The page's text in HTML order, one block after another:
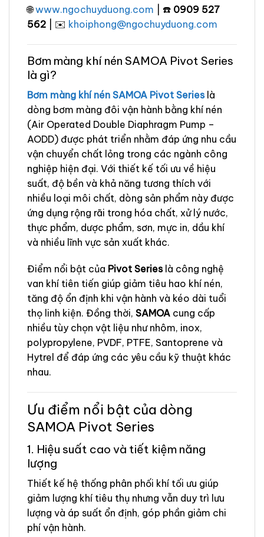
🌐www.ngochuyduong.com | ☎️ 0909 527
562 | ✉️ khoiphong@ngochuyduong.com
Bơm màng khí nén SAMOA Pivot Series
là gì?
Bơm màng khí nén SAMOA Pivot Serieslà
dòng bơm màng đôi vận hành bằng khí nén
(Air Operated Double Diaphragm Pump –
AODD) được phát triển nhằm đáp ứng nhu cầu
vận chuyển chất lỏng trong các ngành công
nghiệp hiện đại. Với thiết kế tối ưu về hiệu
suất, độ bền và khả năng tương thích với
nhiều loại môi chất, dòng sản phẩm này được
ứng dụng rộng rãi trong hóa chất, xử lý nước,
thực phẩm, dược phẩm, sơn, mực in, dầu khí
và nhiều lĩnh vực sản xuất khác.
Điểm nổi bật của Pivot Serieslà công nghệ
van khí tiên tiến giúp giảm tiêu hao khí nén,
tăng độ ổn định khi vận hành và kéo dài tuổi
thọ linh kiện. Đồng thời, SAMOA cung cấp
nhiều tùy chọn vật liệu như nhôm, inox,
polypropylene, PVDF, PTFE, Santoprene và
Hytrel để đáp ứng các yêu cầu kỹ thuật khác
nhau.
Ưu điểm nổi bật của dòng
SAMOA Pivot Series
1. Hiệu suất cao và tiết kiệm năng
lượng
Thiết kế hệ thống phân phối khí tối ưu giúp
giảm lượng khí tiêu thụ nhưng vẫn duy trì lưu
lượng và áp suất ổn định, góp phần giảm chi
phí vận hành.